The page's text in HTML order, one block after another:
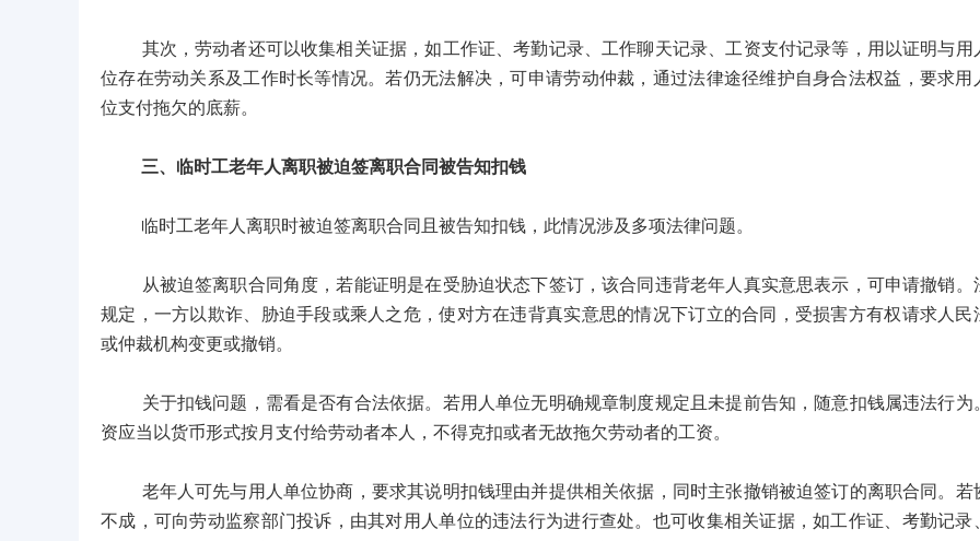
其次，劳动者还可以收集相关证据，如工作证、考勤记录、工作聊天记录、工资支付记录等，用以证明与用
位存在劳动关系及工作时长等情况。若仍无法解决，可申请劳动仲裁，通过法律途径维护自身合法权益，要求用
位支付拖欠的底薪。
三、临时工老年人离职被迫签离职合同被告知扣钱
临时工老年人离职时被迫签离职合同且被告知扣钱，此情况涉及多项法律问题。
从被迫签离职合同角度，若能证明是在受胁迫状态下签订，该合同违背老年人真实意思表示，可申请撤销。
规定，一方以欺诈、胁迫手段或乘人之危，使对方在违背真实意思的情况下订立的合同，受损害方有权请求人民
或仲裁机构变更或撤销。
关于扣钱问题，需看是否有合法依据。若用人单位无明确规章制度规定且未提前告知，随意扣钱属违法行为
资应当以货币形式按月支付给劳动者本人，不得克扣或者无故拖欠劳动者的工资。
老年人可先与用人单位协商，要求其说明扣钱理由并提供相关依据，同时主张撤销被迫签订的离职合同。若
不成，可向劳动监察部门投诉，由其对用人单位的违法行为进行查处。也可收集相关证据，如工作证、考勤记录